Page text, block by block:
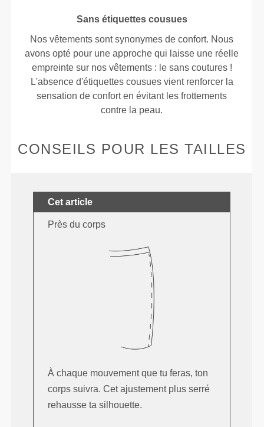
Sans étiquettes cousues
Nos vêtements sont synonymes de confort. Nous
avons opté pour une approche qui laisse une réelle
empreinte sur nos vêtements : le sans coutures !
L'absence d'étiquettes cousues vient renforcer la
sensation de confort en évitant les frottements
contre la peau.
CONSEILS POUR LES TAILLES
Cet article
Près du corps
À chaque mouvement que tu feras, ton
corps suivra. Cet ajustement plus serré
rehausse ta silhouette.